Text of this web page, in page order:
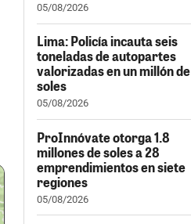
05/08/2026
Lima: Policía incauta seis
toneladas de autopartes
valorizadas en un millón de
soles
05/08/2026
ProInnóvate otorga 1.8
millones de soles a 28
emprendimientos en siete
regiones
05/08/2026